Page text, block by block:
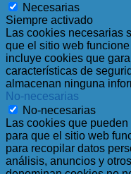
Necesarias
Siempre activado
Las cookies necesarias
que el sitio web
incluye cookies que
características de
almacenan ninguna
No-necesarias
No-necesarias
Las cookies que
para que el sitio web
para recopilar datos
análisis, anuncios y